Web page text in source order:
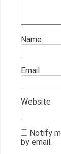
Name
Email
Website
Notify
by email.